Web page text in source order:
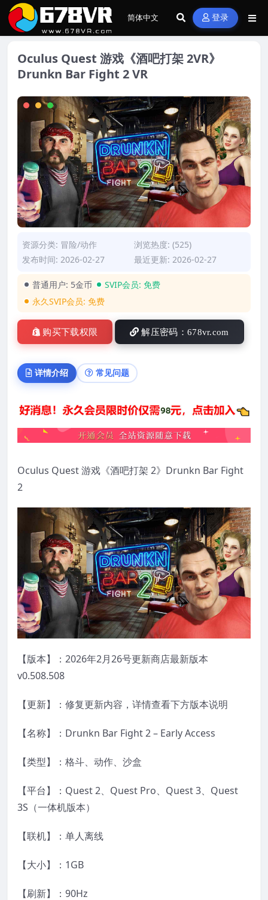
登录
Oculus Quest 游戏《酒吧打架 2VR》
Drunkn Bar Fight 2 VR
资源分类: 冒险/动作
浏览热度: (525)
发布时间: 2026-02-27
最近更新: 2026-02-27
普通用户: 5金币 SVIP会员: 免费
永久SVIP会员: 免费
购买下载权限 解压密码：678vr.com
详情介绍 常见问题
Oculus Quest 游戏《酒吧打架 2》Drunkn Bar Fight
2
【版本】：2026年2月26号更新商店最新版本
v0.508.508
【更新】：修复更新内容，详情查看下方版本说明
【名称】：Drunkn Bar Fight 2 – Early Access
【类型】：格斗、动作、沙盒
【平台】：Quest 2、Quest Pro、Quest 3、Quest
3S（一体机版本）
【联机】：单人离线
【大小】：1GB
【刷新】：90Hz